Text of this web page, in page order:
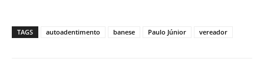
TAGS autoadentimento banese Paulo Júnior vereador